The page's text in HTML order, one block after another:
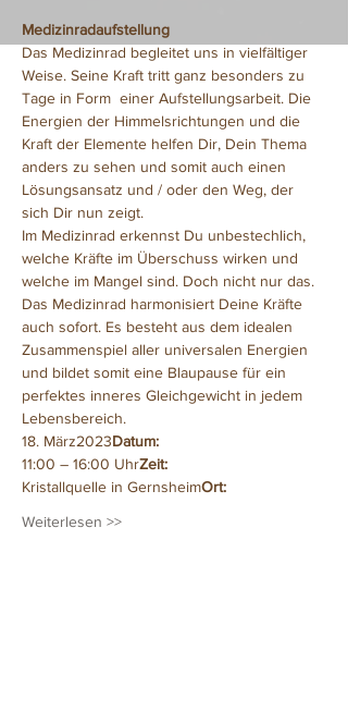
Medizinradaufstellung
Das Medizinrad begleitet uns in vielfältiger
Weise. Seine Kraft tritt ganz besonders zu
Tage in Form  einer Aufstellungsarbeit. Die
Energien der Himmelsrichtungen und die
Kraft der Elemente helfen Dir, Dein Thema
anders zu sehen und somit auch einen
Lösungsansatz und / oder den Weg, der
sich Dir nun zeigt.
Im Medizinrad erkennst Du unbestechlich,
welche Kräfte im Überschuss wirken und
welche im Mangel sind. Doch nicht nur das.
Das Medizinrad harmonisiert Deine Kräfte
auch sofort. Es besteht aus dem idealen
Zusammenspiel aller universalen Energien
und bildet somit eine Blaupause für ein
perfektes inneres Gleichgewicht in jedem
Lebensbereich.
18. März2023Datum:
11:00 – 16:00 UhrZeit:
Kristallquelle in GernsheimOrt:
Weiterlesen >>